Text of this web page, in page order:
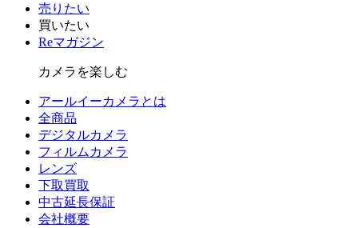
売りたい
買いたい
Reマガジン
カメラを楽しむ
アールイーカメラとは
全商品
デジタルカメラ
フィルム カメラ
レンズ
下取買取
中古延長保証
会社概要